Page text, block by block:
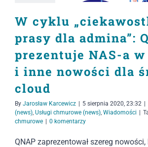
W cyklu
prasy dla admina”:
prezentuje NAS-a
i inne nowości dla
cloud
By Jarosław Karcewicz | 5 sierpnia 2020, 23:32 |
(news) Usługi chmurowe (news) Wiadomości |
chmurowe | 0 komentarzy
QNAP zaprezentował szereg